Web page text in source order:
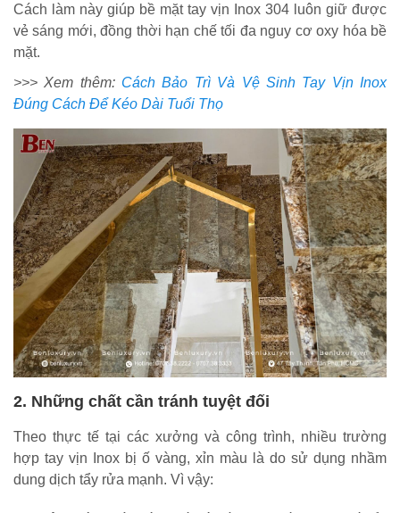
Cách làm này giúp bề mặt tay vịn Inox 304 luôn giữ được
vẻ sáng mới, đồng thời hạn chế tối đa nguy cơ oxy hóa bề
mặt.
>>> Xem thêm: Cách Bảo Trì Và Vệ Sinh Tay Vịn Inox
Đúng Cách Để Kéo Dài Tuổi Thọ
2. Những chất cần tránh tuyệt đối
Theo thực tế tại các xưởng và công trình, nhiều trường
hợp tay vịn Inox bị ố vàng, xỉn màu là do sử dụng nhầm
dung dịch tẩy rửa mạnh. Vì vậy: